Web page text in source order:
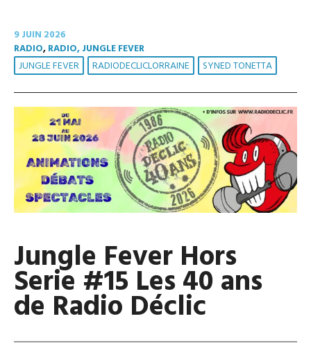
9 JUIN 2026
RADIO,RADIO, JUNGLE FEVER
JUNGLE FEVER RADIODECLICLORRAINE SYNED TONETTA
Jungle Fever Hors
Serie #15 Les 40 ans
de Radio Déclic